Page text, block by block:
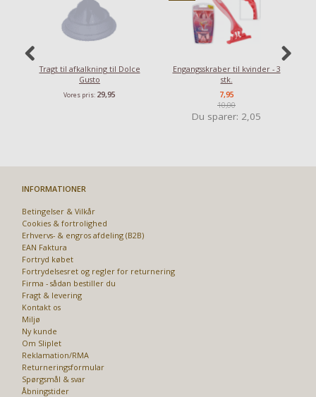
Tragt til afkalkning til Dolce
Gusto
Vores pris: 29,95
Engangsskraber til kvinder - 3
stk.
7,95
10,00
Du sparer: 2,05
INFORMATIONER
Betingelser & Vilkår
Cookies & fortrolighed
Erhvervs- & engros afdeling (B2B)
EAN Faktura
Fortryd købet
Fortrydelsesret og regler for returnering
Firma - sådan bestiller du
Fragt & levering
Kontakt os
Miljø
Ny kunde
Om Sliplet
Reklamation/RMA
Returneringsformular
Spørgsmål & svar
Åbningstider